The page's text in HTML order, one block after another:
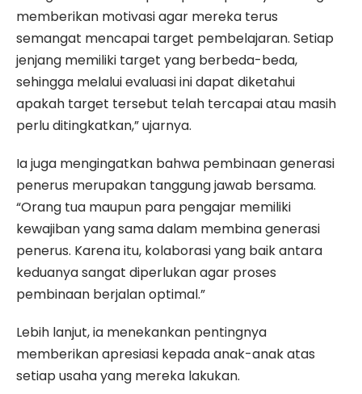
memberikan motivasi agar mereka terus
semangat mencapai target pembelajaran. Setiap
jenjang memiliki target yang berbeda-beda,
sehingga melalui evaluasi ini dapat diketahui
apakah target tersebut telah tercapai atau masih
perlu ditingkatkan,” ujarnya.
Ia juga mengingatkan bahwa pembinaan generasi
penerus merupakan tanggung jawab bersama.
“Orang tua maupun para pengajar memiliki
kewajiban yang sama dalam membina generasi
penerus. Karena itu, kolaborasi yang baik antara
keduanya sangat diperlukan agar proses
pembinaan berjalan optimal.”
Lebih lanjut, ia menekankan pentingnya
memberikan apresiasi kepada anak-anak atas
setiap usaha yang mereka lakukan.